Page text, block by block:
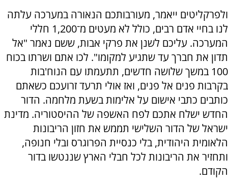
ולפרקליטים ייאמר, מעורבותכם הנאורה במערכה עלתה
לנו בחיי אדם רבים, כולל לא מעטים מ־1,200 חללי
המערכה. עליכם לשנן את פרקי אבות, ששם נאמר "אל
תדון את חברך עד שתגיע למקומו". לכו אתם ושרתו בכוח
100 במשך שלושה חדשים, תתעמתו עם הנוח'בות
בקרבות פנים אל פנים, ואז אולי תרעד זרועכם כשאתם
כותבים כתבי אישום על אלימות בשעת מלחמה. הדור
החדש ישלח אתכם לפח האשפה של ההיסטוריה. מדינת
ישראל של הדור השלישי תממש את חזון הריבונות
הלאומית היהודית, בלי כנסיית הפרוגרס ובלי חנופה,
ותחזיר את הריבונות לכל חבלי הארץ שננטשו בדור
הקודם.